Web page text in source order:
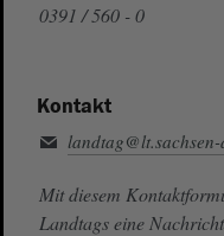
0391 / 560 - 0
Kontakt
Mit diesem
Landtags eine